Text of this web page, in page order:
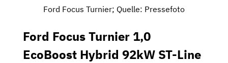
Ford Focus Turnier; Quelle: Pressefoto
Ford Focus Turnier 1,0
EcoBoost Hybrid 92kW ST-Line